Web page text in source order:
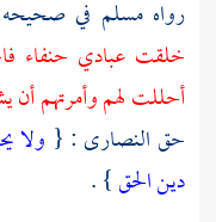
رواهمسلم في
خلقت عبادي حنفاء
أحللت لهم وأمرتهم أن
حقالنصارى : { ولا
دين الحق} .